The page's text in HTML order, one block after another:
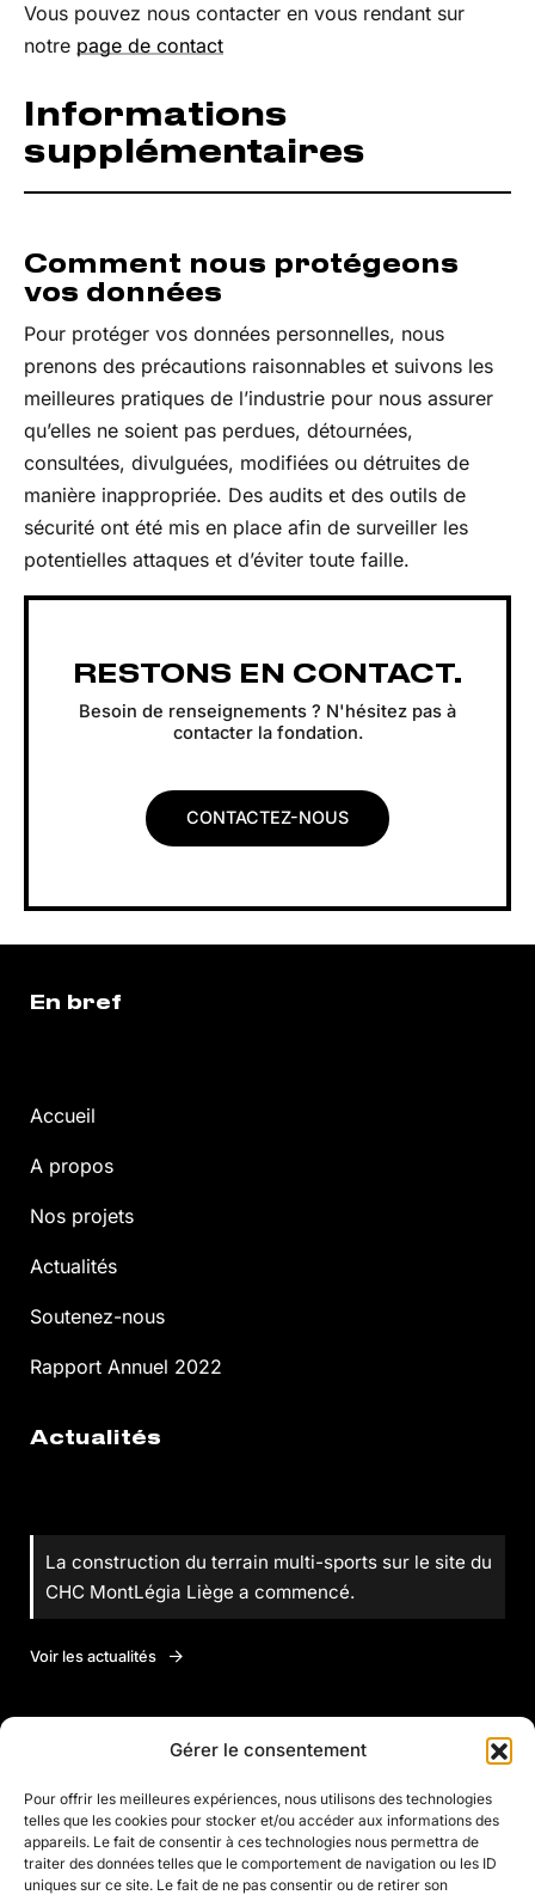
Gérer le consentement
Pour offrir les meilleures expériences, nous utilisons des technologies
telles que les cookies pour stocker et/ou accéder aux informations des
appareils. Le fait de consentir à ces technologies nous permettra de
traiter des données telles que le comportement de navigation ou les ID
uniques sur ce site. Le fait de ne pas consentir ou de retirer son
Vous pouvez nous contacter en vous rendant sur
notre page de contact
Informations
supplémentaires
Comment nous protégeons
vos données
Pour protéger vos données personnelles, nous
prenons des précautions raisonnables et suivons les
meilleures pratiques de l’industrie pour nous assurer
qu’elles ne soient pas perdues, détournées,
consultées, divulguées, modifiées ou détruites de
manière inappropriée. Des audits et des outils de
sécurité ont été mis en place afin de surveiller les
potentielles attaques et d’éviter toute faille.
RESTONS EN CONTACT.
Besoin de renseignements ? N'hésitez pas à
contacter la fondation.
CONTACTEZ-NOUS
En bref
Accueil
A propos
Nos projets
Actualités
Soutenez-nous
Rapport Annuel 2022
Actualités
La construction du terrain multi-sports sur le site du
CHC MontLégia Liège a commencé.
Voir les actualités
Aller plus loin
Justine Henin